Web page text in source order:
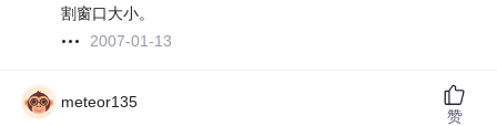
割窗口大小。
2007-01-13
meteor135
赞